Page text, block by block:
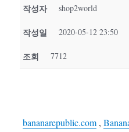
작성자 shop2world
작성일 2020-05-12 23:50
조회 7712
bananarepublic.com ,